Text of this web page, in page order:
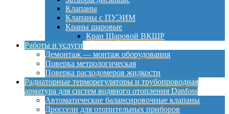
Клапаны
Клапаны с ПУЭИМ
Краны шаровые
Кран Шаровой ВКШР
Работы и услуги
Демонтаж — монтаж оборудования
Поверка метрологическая
Поверка расходомеров жидкости
Радиаторные терморегуляторы и трубопроводная
арматура для систем водяного отопления Danfoss
Автоматические балансировочные клапаны
Дроссели для отопительных приборов